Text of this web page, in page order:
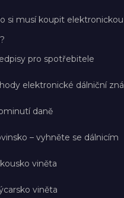
si musí koupit
pro spotřebitele
elektronické dálniční
daně
– vyhněte se dálnicím
viněta
viněta